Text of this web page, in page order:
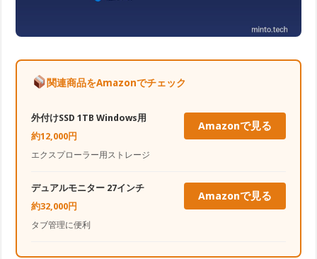
関連商品をAmazonでチェック
外付けSSD 1TB Windows用
約12,000円
エクスプローラー用ストレージ
Amazonで見る
デュアルモニター 27インチ
約32,000円
タブ管理に便利
Amazonで見る